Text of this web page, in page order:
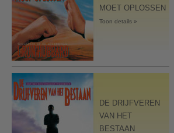
MOET OPLOSSEN
Toon details »
DE DRIJFVEREN
VAN HET
BESTAAN